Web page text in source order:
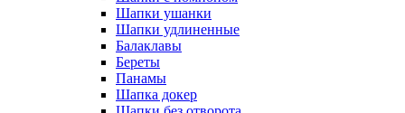
Шапки ушанки
Шапки удлиненные
Балаклавы
Береты
Панамы
Шапка докер